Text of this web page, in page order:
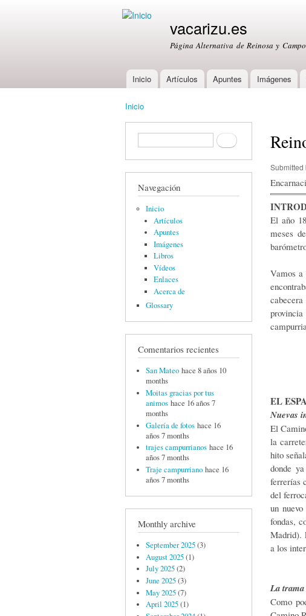
vacarizu.es
Página Alternativa de Reinosa y
Main menu
Inicio Artículos Apuntes Imágenes
Inicio
Formulario de búsquedaBuscar
Navegación
Inicio
Artículos
Apuntes
Imágenes
Libros
Vídeos
Enlaces
Acerca de
Glossary
Comentarios recientes
San Mateo hace 8 años 10
months
Moitas gracias por tus
animos hace 16 años 7
months
Galería de fotos hace 16
años 7 months
trajes campurrianos hace 16
años 7 months
Traje campurriano hace 16
años 7 months
Monthly archive
September 2025(3)
August 2025(1)
July 2025(2)
June 2025(3)
May 2025(7)
April 2025(1)
Submitted
El año
meses
Vamos
EL
Nuevas
El
la
hito
donde
ferrerías
del
un
fondas,
Madrid).
a los
La
Como